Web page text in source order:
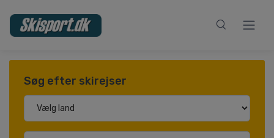
Søg efter skirejser